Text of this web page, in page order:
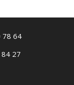
78 64
27